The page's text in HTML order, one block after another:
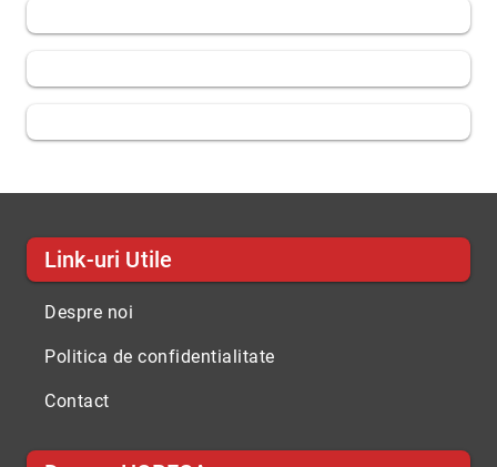
Link-uri Utile
Despre noi
Politica de confidentialitate
Contact